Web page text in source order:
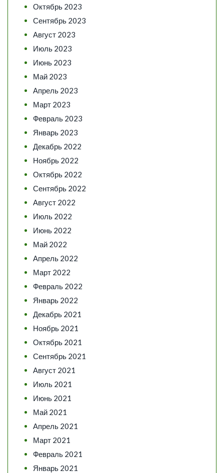
Октябрь 2023
Сентябрь 2023
Август 2023
Июль 2023
Июнь 2023
Май 2023
Апрель 2023
Март 2023
Февраль 2023
Январь 2023
Декабрь 2022
Ноябрь 2022
Октябрь 2022
Сентябрь 2022
Август 2022
Июль 2022
Июнь 2022
Май 2022
Апрель 2022
Март 2022
Февраль 2022
Январь 2022
Декабрь 2021
Ноябрь 2021
Октябрь 2021
Сентябрь 2021
Август 2021
Июль 2021
Июнь 2021
Май 2021
Апрель 2021
Март 2021
Февраль 2021
Январь 2021